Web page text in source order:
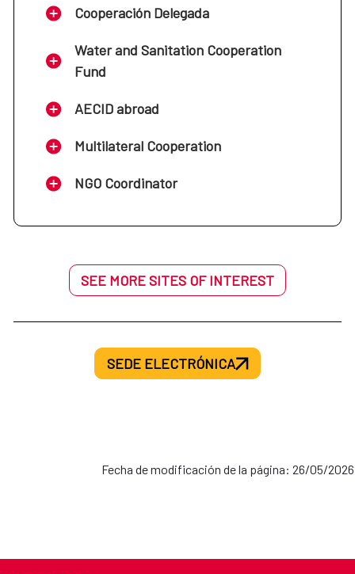
Cooperación Delegada
Water and Sanitation Cooperation
Fund
AECID abroad
Multilateral Cooperation
NGO Coordinator
SEE MORE SITES OF INTEREST
SEDE ELECTRÓNICA
Fecha de modificación de la página: 26/05/2026